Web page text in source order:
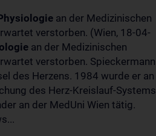
an der Medizinischen
verstorben. (Wien, 18-04-
an der Medizinischen
verstorben. Spieckermann
des Herzens. 1984 wurde er an
des Herz-Kreislauf-Systems
an der MedUni Wien tätig.